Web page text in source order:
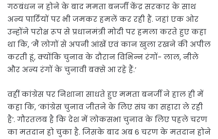
गठबंधन न होने के बाद ममता बनर्जी केंद्र सरकार के साथ
अन्य पार्टियों पर भी जमकर हमलें कर रही हैं. जहां एक ओर
उन्होंने परोक्ष रूप से प्रधानमंत्री मोदी पर हमला करते हुए कहा
था कि, ‘मैं लोगों से अपनी आंखें एवं कान खुला रखने की अपील
करती हूं, क्योंकि चुनाव के दौरान विभिन्न रंगों- लाल, नीले
और अन्य रंगों के चुनावी बक्से आ रहे हैं.’
वहीं कांग्रेस पर निशाना साधते हुए ममता बनर्जी ने हाल ही में
कहा कि, ‘कांग्रेस चुनाव जीतने के लिए संघ का सहारा ले रही
है’. गौरतलब है कि देश में लोकसभा चुनाव के लिए पहले चरण
का मतदान हो चुका है. जिसके बाद अब 6 चरण के मतदान होने